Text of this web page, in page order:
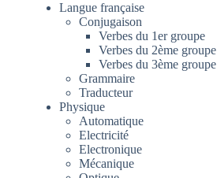
Langue française
Conjugaison
Verbes du 1er groupe
Verbes du 2ème groupe
Verbes du 3ème groupe
Grammaire
Traducteur
Physique
Automatique
Electricité
Electronique
Mécanique